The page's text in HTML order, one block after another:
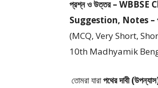
প্রশ্ন ও উত্তর –
Suggestion, Notes –
(MCQ, Very Short,
10th Madhyamik Bengali
তোমরা যারাপথের দাবী